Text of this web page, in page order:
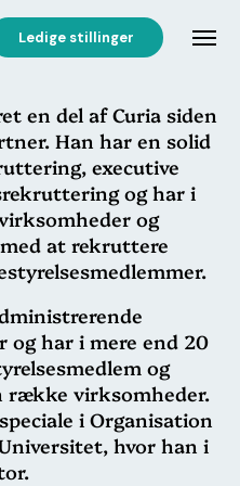
Ledige stillinger
en del af Curia siden
Han har en solid
executive
og har i
og
at rekruttere
og har i mere end 20
og
række virksomheder.
i Organisation
hvor han i